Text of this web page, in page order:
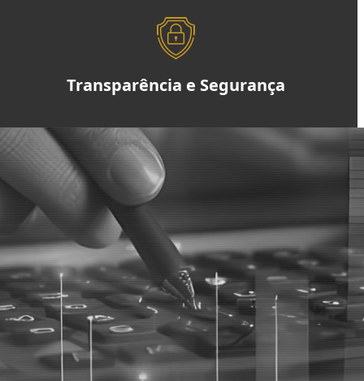
Transparência e Segurança